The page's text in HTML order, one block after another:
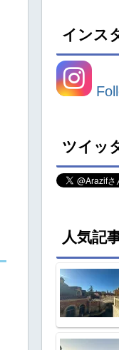
インス
ツイッ
人気記